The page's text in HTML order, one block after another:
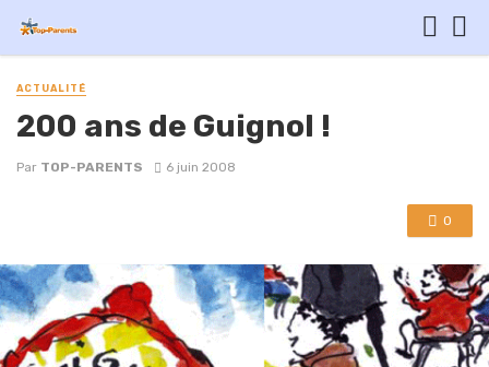
ACTUALITÉ
200 ans de Guignol !
Par TOP-PARENTS 6 juin 2008
0